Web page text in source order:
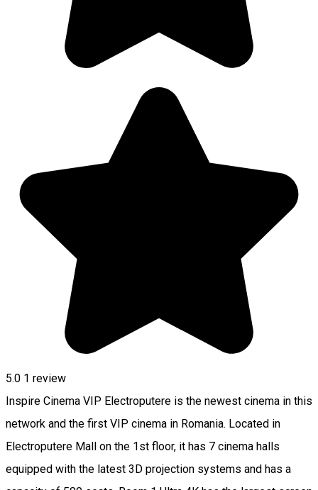
5.0 1 review
Inspire Cinema VIP Electroputere is the newest cinema in this
network and the first VIP cinema in Romania. Located in
Electroputere Mall on the 1st floor, it has 7 cinema halls
equipped with the latest 3D projection systems and has a